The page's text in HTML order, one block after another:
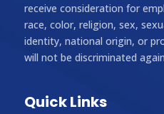
receive consideration for
race, color, religion, sex,
identity, national origin, or
will not be discriminated
Quick Links